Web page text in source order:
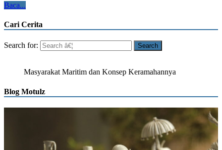
Baca...
Cari Cerita
Search for:
Masyarakat Maritim dan Konsep Keramahannya
Blog Motulz